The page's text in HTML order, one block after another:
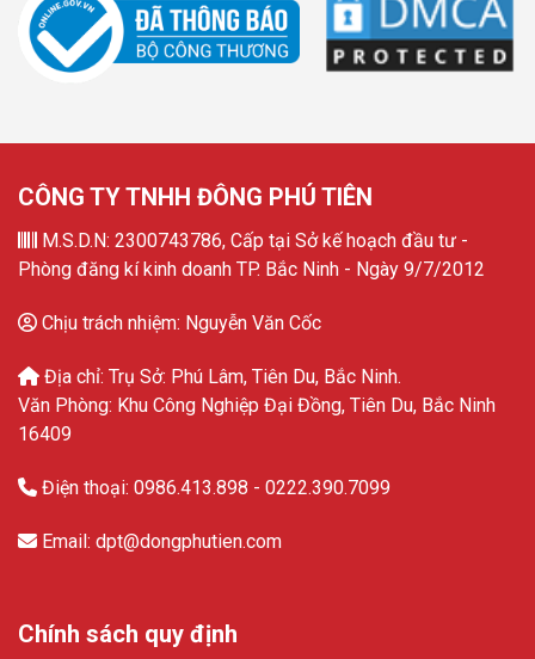
CÔNG TY TNHH ĐÔNG PHÚ TIÊN
M.S.D.N: 2300743786, Cấp tại Sở kế hoạch đầu tư -
Phòng đăng kí kinh doanh TP. Bắc Ninh - Ngày 9/7/2012
Chịu trách nhiệm: Nguyễn Văn Cốc
Địa chỉ: Trụ Sở: Phú Lâm, Tiên Du, Bắc Ninh.
Văn Phòng: Khu Công Nghiệp Đại Đồng, Tiên Du, Bắc Ninh
16409
Điện thoại: 0986.413.898 - 0222.390.7099
Email: dpt@dongphutien.com
Chính sách quy định